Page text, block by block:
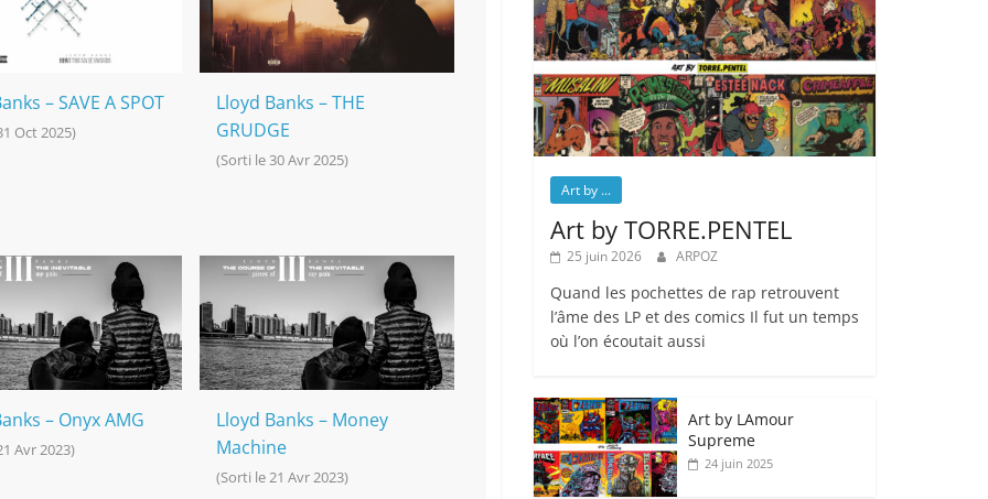
– SAVE A SPOT
Oct 2025)
Lloyd Banks – THE
GRUDGE
(Sorti le 30 Avr 2025)
– Onyx AMG
Avr 2023)
Lloyd Banks – Money
Machine
(Sorti le 21 Avr 2023)
Art by ...
Art by TORRE.PENTEL
25 juin 2026 ARPOZ
Quand les pochettes de rap retrouvent
l’âme des LP et des comics Il fut un temps
où l’on écoutait aussi
Art by LAmour
Supreme
24 juin 2025